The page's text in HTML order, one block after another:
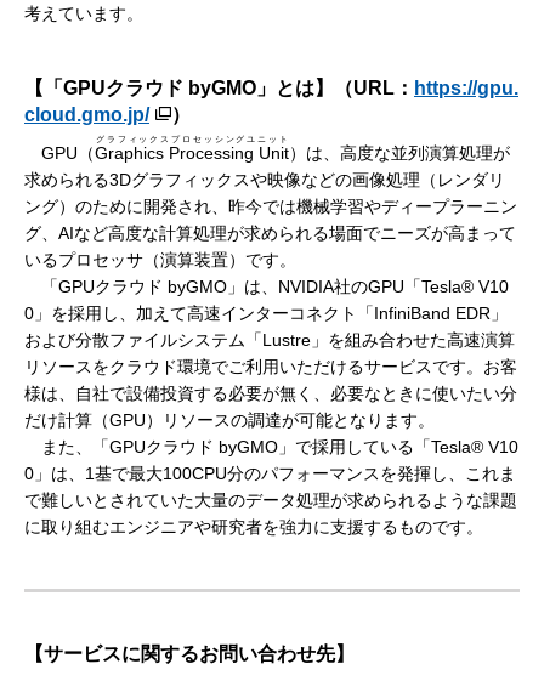
考えています。
【「GPUクラウド byGMO」とは】（URL： https://gpu.
cloud.gmo.jp/
）
GPU（Graphics Processing Unit
グラフィックスプロセッシングユニット
）は、高度な並列演算処理が
求められる3Dグラフィックスや映像などの画像処理（レンダリ
ング）のために開発され、昨今では機械学習やディープラーニン
グ、AIなど高度な計算処理が求められる場面でニーズが高まって
いるプロセッサ（演算装置）です。
「GPUクラウド byGMO」は、NVIDIA社のGPU「Tesla® V10
0」を採用し、加えて高速インターコネクト「InfiniBand EDR」
および分散ファイルシステム「Lustre」を組み合わせた高速演算
リソースをクラウド環境でご利用いただけるサービスです。お客
様は、自社で設備投資する必要が無く、必要なときに使いたい分
だけ計算（GPU）リソースの調達が可能となります。
また、「GPUクラウド byGMO」で採用している「Tesla® V10
0」は、1基で最大100CPU分のパフォーマンスを発揮し、これま
で難しいとされていた大量のデータ処理が求められるような課題
に取り組むエンジニアや研究者を強力に支援するものです。
【サービスに関するお問い合わせ先】